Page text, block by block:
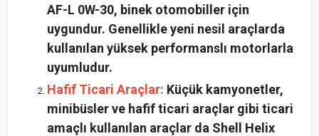
AF-L 0W-30, binek otomobiller için
uygundur. Genellikle yeni nesil araçlarda
kullanılan yüksek performanslı motorlarla
uyumludur.
Hafif Ticari Araçlar: Küçük kamyonetler,
minibüsler ve hafif ticari araçlar gibi ticari
amaçlı kullanılan araçlar da Shell Helix